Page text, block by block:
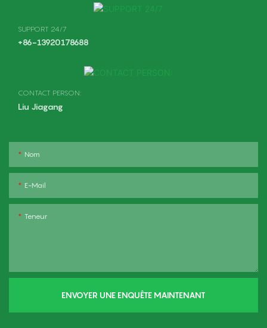
SUPPORT 24/7
+86-13920178688
CONTACT PERSON:
Liu Jiagang
Nom
E-Mail
Teneur
ENVOYER UNE ENQUÊTE MAINTENANT